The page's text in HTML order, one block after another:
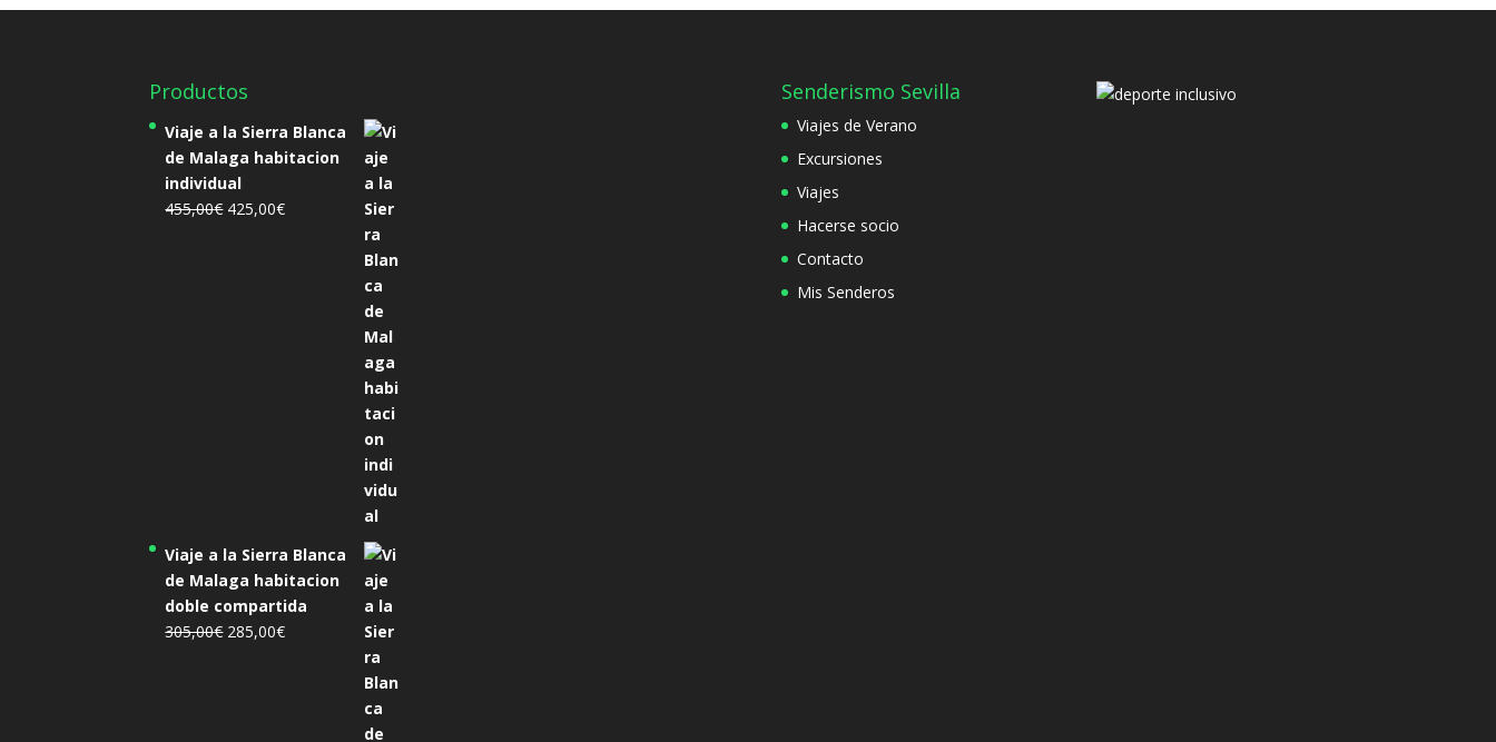
Productos
Viaje a la Sierra Blanca
de Malaga habitacion
individual
455,00€ El
425,00€El
Viaje a la Sierra Blanca
de Malaga habitacion
doble compartida
305,00€ El
285,00€El
Senderismo Sevilla
Viajes de Verano
Excursiones
Viajes
Hacerse socio
Contacto
Mis Senderos